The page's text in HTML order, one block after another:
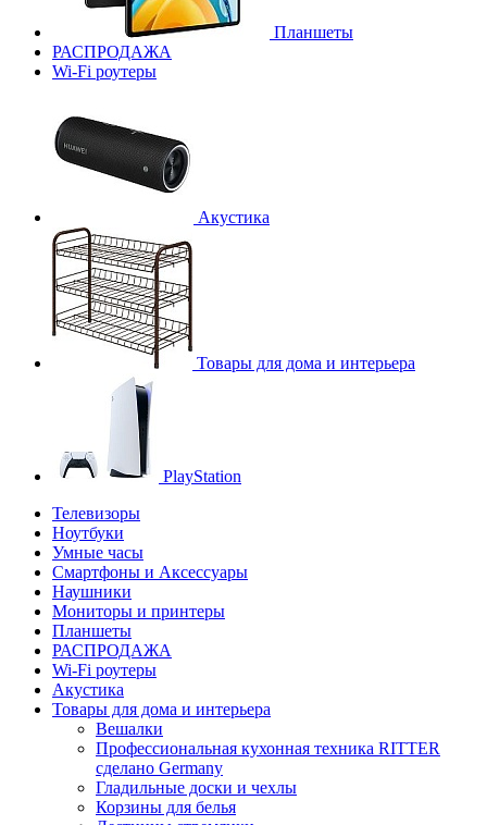
Планшеты
РАСПРОДАЖА
Wi-Fi роутеры
Акустика
Товары для дома и интерьера
PlayStation
Телевизоры
Ноутбуки
Умные часы
Смартфоны и Аксессуары
Наушники
Мониторы и принтеры
Планшеты
РАСПРОДАЖА
Wi-Fi роутеры
Акустика
Товары для дома и интерьера
Вешалки
Профессиональная кухонная техника RITTER
сделано Germany
Гладильные доски и чехлы
Корзины для белья